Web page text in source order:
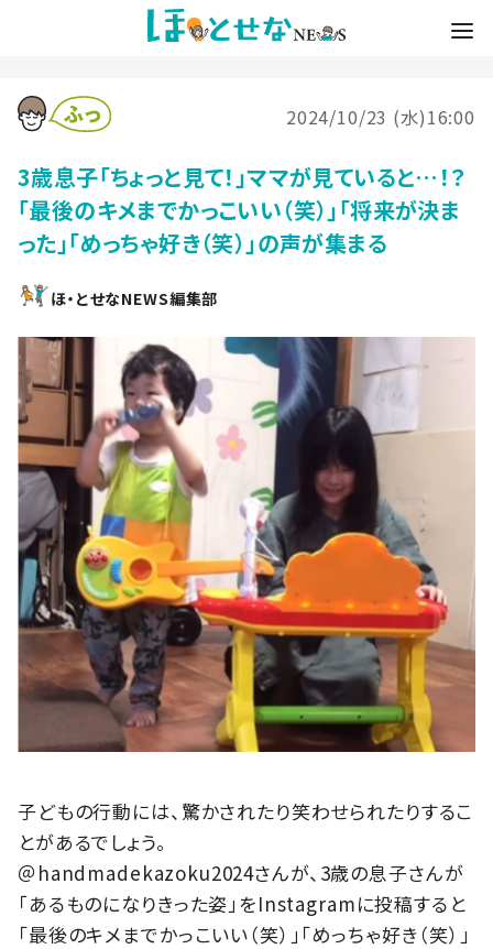
2024/10/23 (水)16:00
3歳息子「ちょっと見て！」ママが見ていると…！？
「最後のキメまでかっこいい（笑）」「将来が決ま
った」「めっちゃ好き（笑）」の声が集まる
ほ・とせなNEWS編集部
子どもの行動には、驚かされたり笑わせられたりするこ
とがあるでしょう。
＠handmadekazoku2024さんが、3歳の息子さんが
「あるものになりきった姿」をInstagramに投稿すると
「最後のキメまでかっこいい（笑）」「めっちゃ好き（笑）」